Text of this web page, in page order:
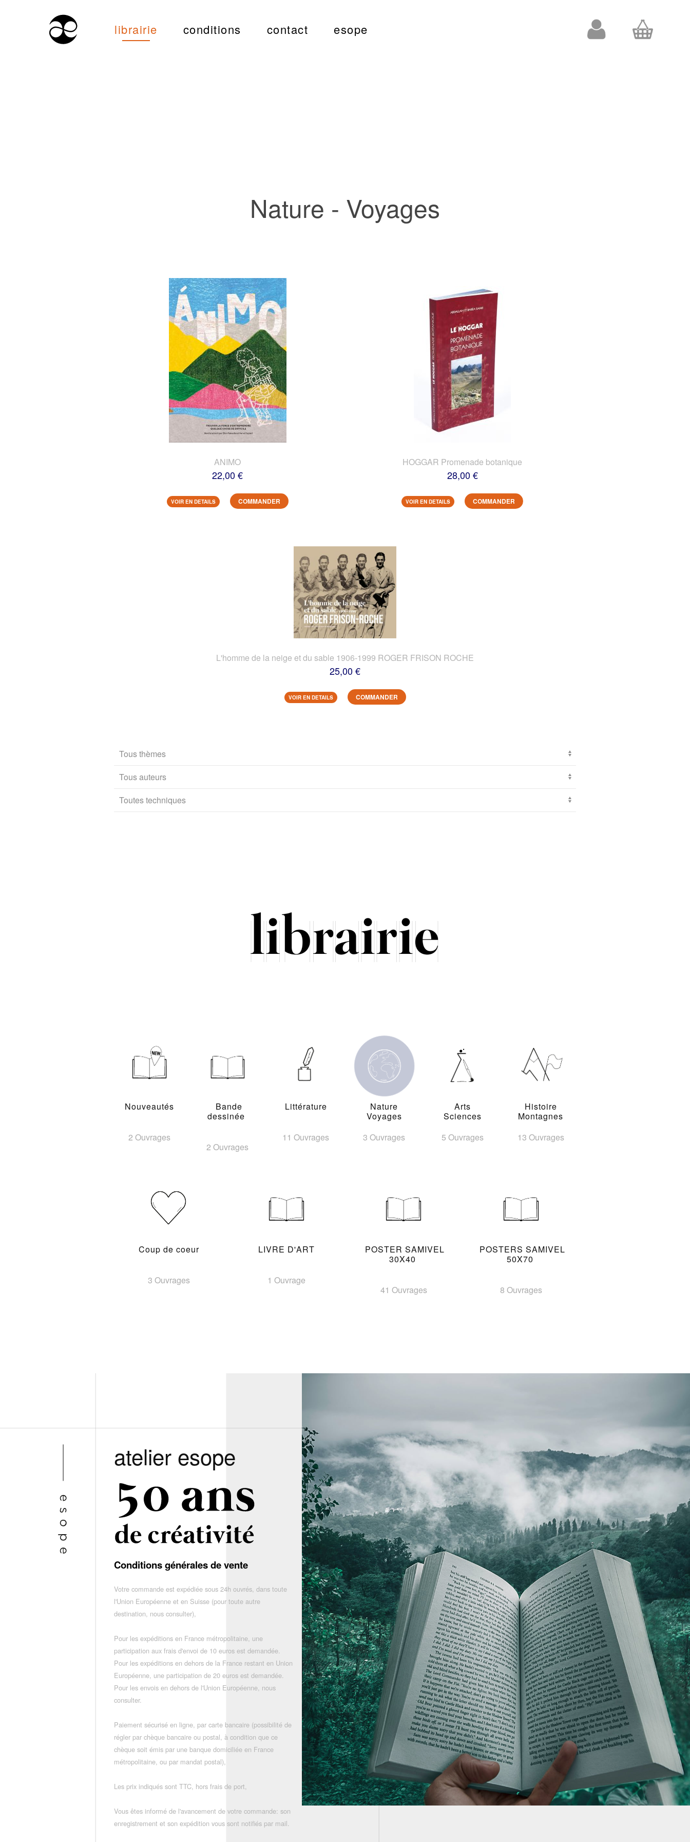
librairie conditions contact esope
Nature - Voyages
ANIMO
22,00 €
VOIR EN DETAILS COMMANDER
HOGGAR Promenade botanique
28,00 €
VOIR EN DETAILS COMMANDER
L'homme de la neige et du sable 1906-1999 ROGER FRISON ROCHE
25,00 €
VOIR EN DETAILS COMMANDER
Nouveautés
2 Ouvrages
Bande
dessinée
2 Ouvrages
Littérature
11 Ouvrages
Nature
Voyages
3 Ouvrages
Arts
Sciences
5 Ouvrages
Histoire
Montagnes
13 Ouvrages
Coup de coeur
3 Ouvrages
LIVRE D'ART
1 Ouvrage
POSTER SAMIVEL
30X40
41 Ouvrages
POSTERS SAMIVEL
50X70
8 Ouvrages
atelier esope
Conditions générales de vente
Votre commande est expédiée sous 24h ouvrés, dans toute
l'Union Européenne et en Suisse (pour toute autre
destination, nous consulter),
Pour les expéditions en France métropolitaine, une
participation aux frais d'envoi de 10 euros est demandée.
Pour les expéditions en dehors de la France restant en Union
Européenne, une participation de 20 euros est demandée.
Pour les envois en dehors de l'Union Européenne, nous
consulter.
Paiement sécurisé en ligne, par carte bancaire (possibilité de
régler par chèque bancaire ou postal, à condition que ce
chèque soit émis par une banque domiciliée en France
métropolitaine, ou par mandat postal),
Les prix indiqués sont TTC, hors frais de port,
Vous êtes informé de l'avancement de votre commande: son
enregistrement et son expédition vous sont notifiés par mail.